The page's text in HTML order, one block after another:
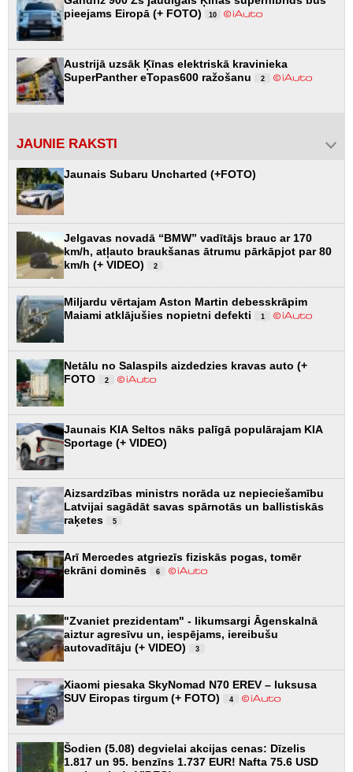
pieejams Eiropā (+ FOTO)
10
Austrijā uzsāk Ķīnas elektriskā kravinieka
SuperPanther eTopas600 ražošanu
2
JAUNIE RAKSTI
Jaunais Subaru Uncharted (+FOTO)
Jelgavas novadā “BMW” vadītājs brauc ar 170
km/h, atļauto braukšanas ātrumu pārkāpjot par 80
km/h (+ VIDEO)
2
Miljardu vērtajam Aston Martin debesskrāpim
Maiami atklājušies nopietni defekti
1
Netālu no Salaspils aizdedzies kravas auto (+
FOTO
2
Jaunais KIA Seltos nāks palīgā populārajam KIA
Sportage (+ VIDEO)
Aizsardzības ministrs norāda uz nepieciešamību
Latvijai sagādāt savas spārnotās un ballistiskās
raķetes
5
Arī Mercedes atgriezīs fiziskās pogas, tomēr
ekrāni dominēs
6
"Zvaniet prezidentam" - likumsargi Āgenskalnā
aiztur agresīvu un, iespējams, iereibušu
autovadītāju (+ VIDEO)
3
Xiaomi piesaka SkyNomad N70 EREV – luksusa
SUV Eiropas tirgum (+ FOTO)
4
Šodien (5.08) degvielai akcijas cenas: Dīzelis
1.817 un 95. benzīns 1.737 EUR! Nafta 75.6 USD